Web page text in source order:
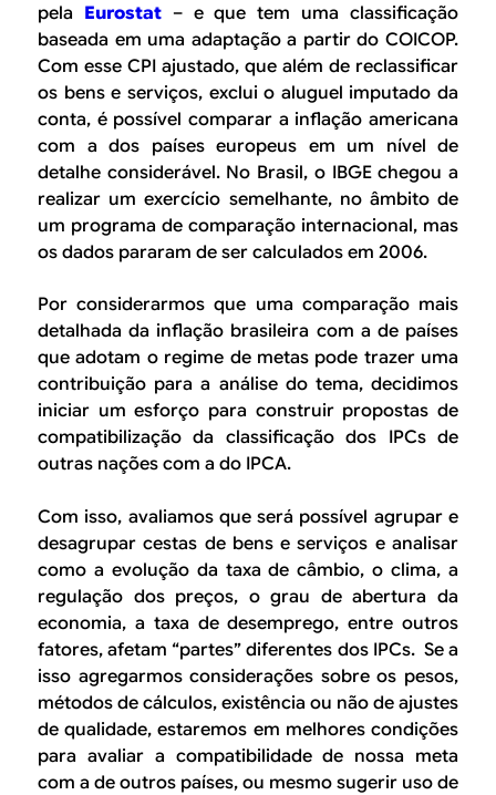
pela Eurostat– e que tem uma classificação
baseada em uma adaptação a partir do COICOP.
Com esse CPI ajustado, que além de reclassificar
os bens e serviços, exclui o aluguel imputado da
conta, é possível comparar a inflação americana
com a dos países europeus em um nível de
detalhe considerável. No Brasil, o IBGE chegou a
realizar um exercício semelhante, no âmbito de
um programa de comparação internacional, mas
os dados pararam de ser calculados em 2006.
Por considerarmos que uma comparação mais
detalhada da inflação brasileira com a de países
que adotam o regime de metas pode trazer uma
contribuição para a análise do tema, decidimos
iniciar um esforço para construir propostas de
compatibilização da classificação dos IPCs de
outras nações com a do IPCA.
Com isso, avaliamos que será possível agrupar e
desagrupar cestas de bens e serviços e analisar
como a evolução da taxa de câmbio, o clima, a
regulação dos preços, o grau de abertura da
economia, a taxa de desemprego, entre outros
fatores, afetam “partes” diferentes dos IPCs. Se a
isso agregarmos considerações sobre os pesos,
métodos de cálculos, existência ou não de ajustes
de qualidade, estaremos em melhores condições
para avaliar a compatibilidade de nossa meta
com a de outros países, ou mesmo sugerir uso de